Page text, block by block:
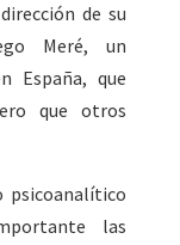
de su
Meré, un
España, que
que otros
psicoanalítico
las